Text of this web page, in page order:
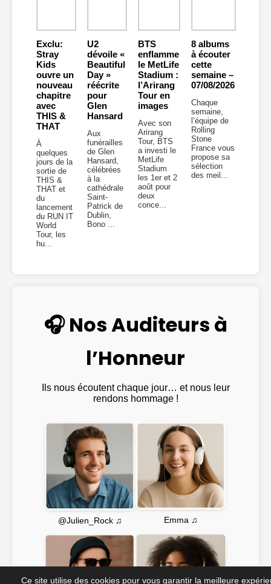
Exclu:
Stray
Kids
ouvre un
nouveau
chapitre
avec
THIS &
THAT
À
quelques
jours de la
sortie de
THIS &
THAT et
du
lancement
du RUN IT
World
Tour, les
hu...
U2
dévoile «
Beautiful
Day »
réécrite
pour
Glen
Hansard
Aux
funérailles
de Glen
Hansard,
célébrées
à la
cathédrale
Saint-
Patrick de
Dublin,
Bono ...
BTS
enflamme
le MetLife
Stadium :
l’Arirang
Tour en
images
Avec son
Arirang
Tour, BTS
a investi le
MetLife
Stadium
les 1er et 2
août pour
deux
conce...
8 albums
à écouter
cette
semaine –
07/08/2026
Chaque
semaine,
l’équipe de
Rolling
Stone
France vous
propose sa
sélection
des meil...
🎧 Nos Auditeurs à
l’Honneur
Ils nous écoutent chaque jour… et nous leur
rendons hommage !
@Julien_Rock ♫ Emma ♫
Ce site utilise des cookies pour vous garantir la meilleure